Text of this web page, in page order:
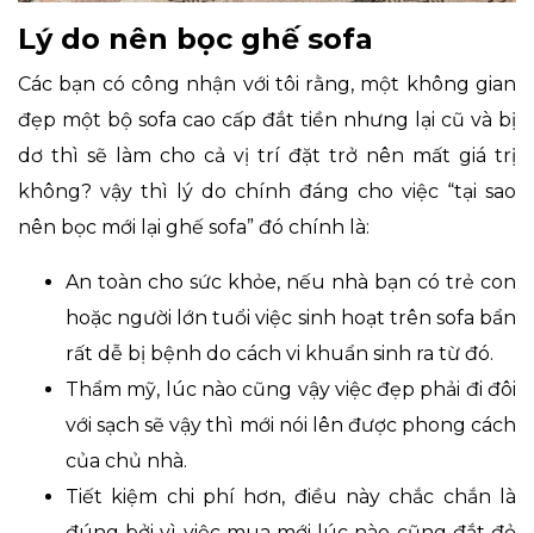
Lý do nên bọc ghế sofa
Các bạn có công nhận với tôi rằng, một không gian
đẹp một bộ sofa cao cấp đắt tiền nhưng lại cũ và bị
dơ thì sẽ làm cho cả vị trí đặt trở nên mất giá trị
không? vậy thì lý do chính đáng cho việc “tại sao
nên bọc mới lại ghế sofa” đó chính là:
An toàn cho sức khỏe, nếu nhà bạn có trẻ con
hoặc người lớn tuổi việc sinh hoạt trên sofa bẩn
rất dễ bị bệnh do cách vi khuẩn sinh ra từ đó.
Thẩm mỹ, lúc nào cũng vậy việc đẹp phải đi đôi
với sạch sẽ vậy thì mới nói lên được phong cách
của chủ nhà.
Tiết kiệm chi phí hơn, điều này chắc chắn là